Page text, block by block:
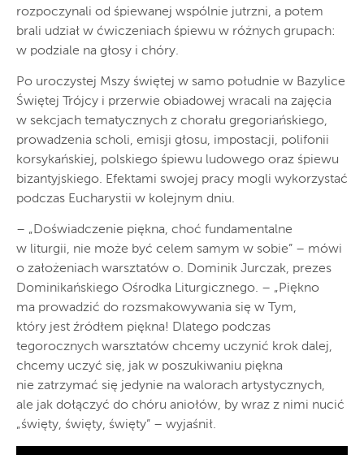
rozpoczynali od śpiewanej wspólnie jutrzni, a potem
brali udział w ćwiczeniach śpiewu w różnych grupach:
w podziale na głosy i chóry.
Po uroczystej Mszy świętej w samo południe w Bazylice
Świętej Trójcy i przerwie obiadowej wracali na zajęcia
w sekcjach tematycznych z chorału gregoriańskiego,
prowadzenia scholi, emisji głosu, impostacji, polifonii
korsykańskiej, polskiego śpiewu ludowego oraz śpiewu
bizantyjskiego. Efektami swojej pracy mogli wykorzystać
podczas Eucharystii w kolejnym dniu.
– „Doświadczenie piękna, choć fundamentalne
w liturgii, nie może być celem samym w sobie” – mówi
o założeniach warsztatów o. Dominik Jurczak, prezes
Dominikańskiego Ośrodka Liturgicznego. – „Piękno
ma prowadzić do rozsmakowywania się w Tym,
który jest źródłem piękna! Dlatego podczas
tegorocznych warsztatów chcemy uczynić krok dalej,
chcemy uczyć się, jak w poszukiwaniu piękna
nie zatrzymać się jedynie na walorach artystycznych,
ale jak dołączyć do chóru aniołów, by wraz z nimi nucić
„święty, święty, święty” – wyjaśnił.